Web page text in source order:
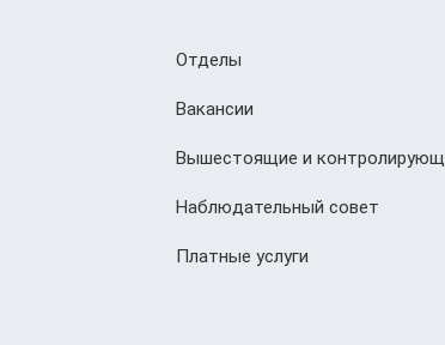
Отделы
Вакансии
Вышестоящие и
Наблюдательный совет
Платные услуги